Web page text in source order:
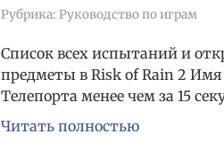
Рубрика: Руководство по играм
Список всех испытаний и
предметы в Risk of Rain 2 Имя
Телепорта менее чем за 15
Читать полностью